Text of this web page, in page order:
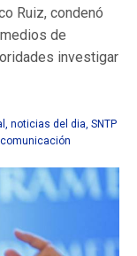
Ruiz, condenó
de
investigar
noticias del dia SNTP